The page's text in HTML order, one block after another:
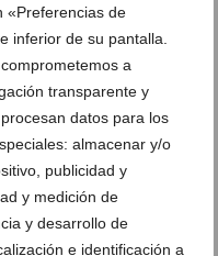
«Preferencias de
inferior de su pantalla.
a
transparente y
datos para los
almacenar y/o
publicidad y
y medición de
y desarrollo de
e identificación a
Mi Sueño en Moraira – Aguila Rent a